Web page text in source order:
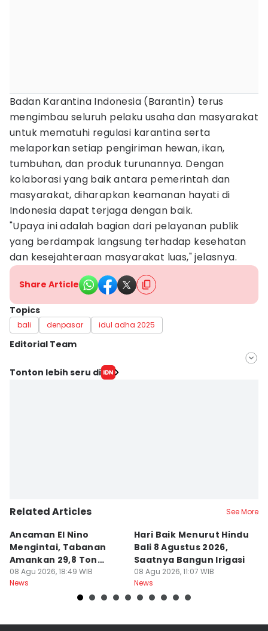
Badan Karantina Indonesia (Barantin) terus
mengimbau seluruh pelaku usaha dan masyarakat
untuk mematuhi regulasi karantina serta
melaporkan setiap pengiriman hewan, ikan,
tumbuhan, dan produk turunannya. Dengan
kolaborasi yang baik antara pemerintah dan
masyarakat, diharapkan keamanan hayati di
Indonesia dapat terjaga dengan baik.
"Upaya ini adalah bagian dari pelayanan publik
yang berdampak langsung terhadap kesehatan
dan kesejahteraan masyarakat luas," jelasnya.
Share Article
Topics
bali denpasar idul adha 2025
Editorial Team
Editor
Tonton lebih seru di
Related Articles See More
Ancaman El Nino
Mengintai, Tabanan
Amankan 29,8 Ton
Beras
08 Agu 2026, 18:49 WIB
News
Hari Baik Menurut Hindu
Bali 8 Agustus 2026,
Saatnya Bangun Irigasi
08 Agu 2026, 11:07 WIB
News